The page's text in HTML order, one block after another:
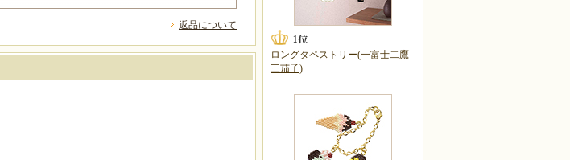
返品について
ロングタペストリー(一富士二鷹
三茄子)